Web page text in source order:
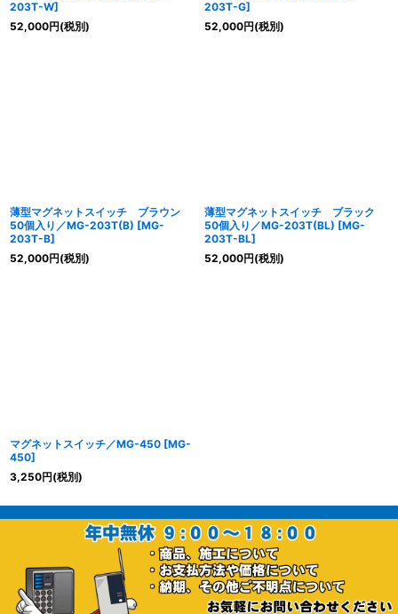
203T-W]
52,000円(税別)
203T-G]
52,000円(税別)
薄型マグネットスイッチ ブラウン
50個入り／MG-203T(B) [MG-
203T-B]
52,000円(税別)
薄型マグネットスイッチ ブラック
50個入り／MG-203T(BL) [MG-
203T-BL]
52,000円(税別)
マグネットスイッチ／MG-450 [MG-
450]
3,250円(税別)